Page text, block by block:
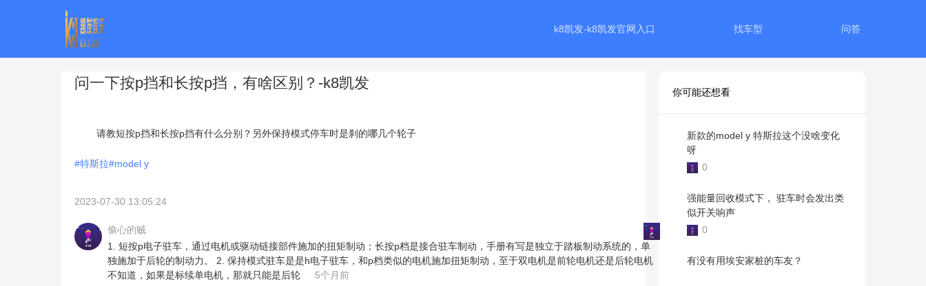
k8凯发-k8凯发官网入口 找车型 问答
问一下按p挡和长按p挡，有啥区别？-k8凯发
#特斯拉#model y
2023-07-30 13:05:24
偷心的贼
1. 短按p电子驻车，通过电机或驱动链接部件施加的扭矩制动；长按p档是接合驻车制动，手册有写是独立于踏板制动系统的，单
独施加于后轮的制动力。 2. 保持模式驻车是是h电子驻车，和p档类似的电机施加扭矩制动，至于双电机是前轮电机还是后轮电机
不知道，如果是标续单电机，那就只能是后轮
5个月前
你可能还想看
新款的model y 特斯拉这个没啥变化
呀
0
强能量回收模式下， 驻车时会发出类
似开关响声
0
有没有用埃安家桩的车友？